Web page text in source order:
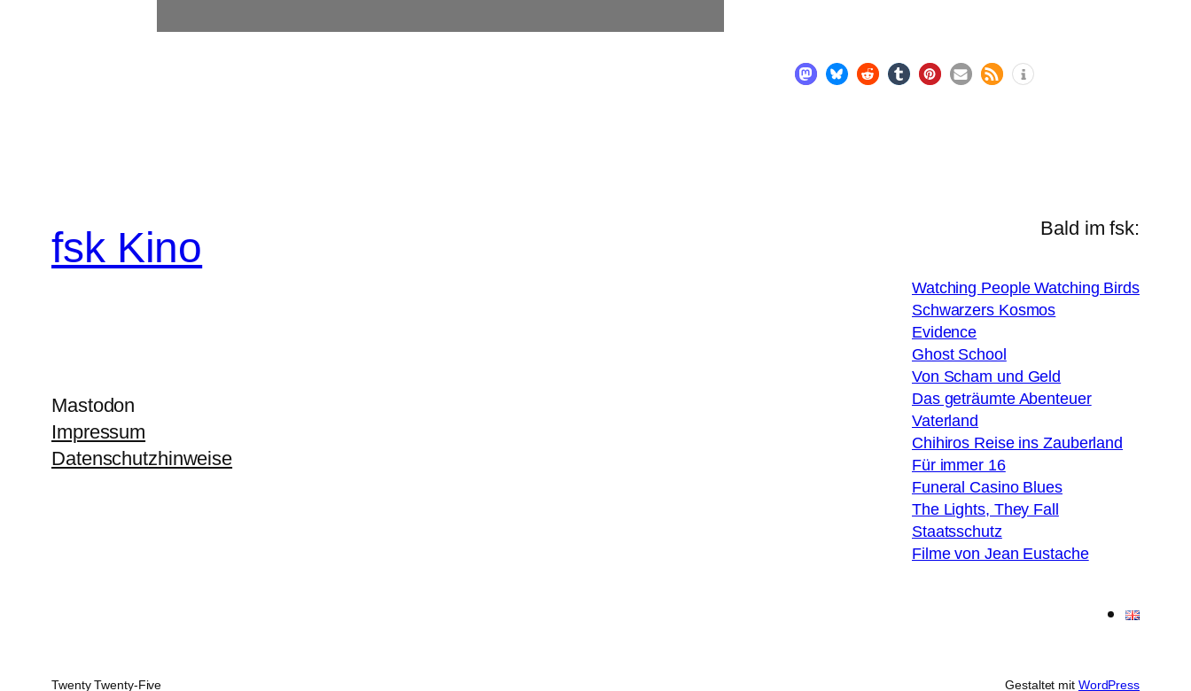
fsk Kino
Mastodon
Impressum
Datenschutzhinweise
Bald im fsk:
Watching People Watching Birds
Schwarzers Kosmos
Evidence
Ghost School
Von Scham und Geld
Das geträumte Abenteuer
Vaterland
Chihiros Reise ins Zauberland
Für immer 16
Funeral Casino Blues
The Lights, They Fall
Staatsschutz
Filme von Jean Eustache
Twenty Twenty-Five Gestaltet mit WordPress